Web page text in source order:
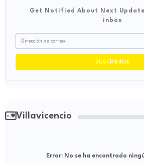
Get Notified About Next
inbox
Villavicencio
Error:No se ha encontrado